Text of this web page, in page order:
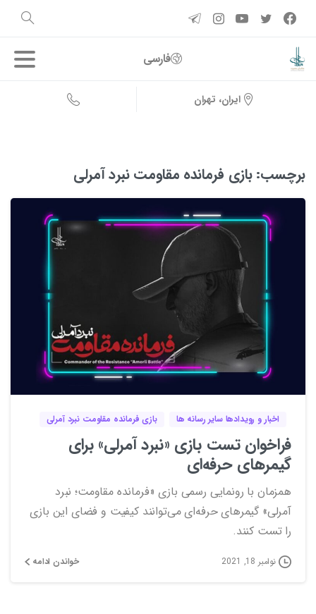
فارسی
ایران، تهران
برچسب:بازی فرمانده مقاومت نبرد آمرلی
اخبار و رویدادها سایر رسانه ها بازی فرمانده مقاومت نبرد آمرلی
فراخوان تست بازی «نبرد آمرلی» برای
گیمرهای حرفه‌ای
همزمان با رونمایی رسمی بازی «فرمانده مقاومت؛ نبرد
آمرلی» گیمرهای حرفه‌ای می‌توانند کیفیت و فضای این بازی
را تست کنند.
نوامبر 18, 2021 خواندن ادامه